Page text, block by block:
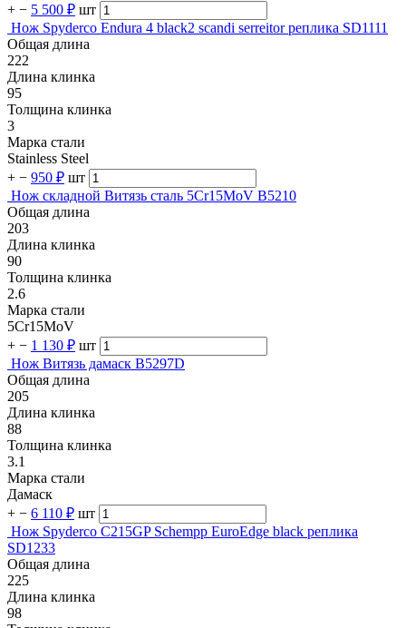
+ − 5 500 ₽ шт
Нож Spyderco Endura 4 black2 scandi serreitor реплика SD1111
Общая длина
222
Длина клинка
95
Толщина клинка
3
Марка стали
Stainless Steel
+ − 950 ₽ шт
Нож складной Витязь сталь 5Cr15MoV B5210
Общая длина
203
Длина клинка
90
Толщина клинка
2.6
Марка стали
5Cr15MoV
+ − 1 130 ₽ шт
Нож Витязь дамаск B5297D
Общая длина
205
Длина клинка
88
Толщина клинка
3.1
Марка стали
Дамаск
+ − 6 110 ₽ шт
Нож Spyderco C215GP Schempp EuroEdge black реплика
SD1233
Общая длина
225
Длина клинка
98